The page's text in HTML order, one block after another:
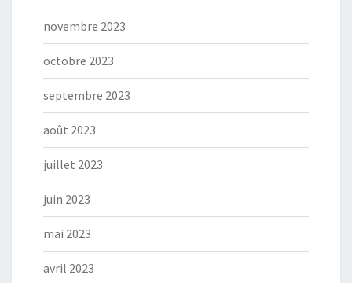
novembre 2023
octobre 2023
septembre 2023
août 2023
juillet 2023
juin 2023
mai 2023
avril 2023